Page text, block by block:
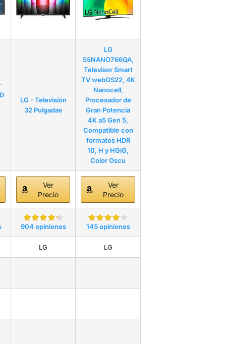
LG - Televisión
32 Pulgadas
LG
55NANO766QA,
Televisor Smart
TV webOS22, 4K
Nanocell,
Procesador de
Gran Potencia
4K a5 Gen 5,
Compatible con
formatos HDR
10, H y HGiG,
Color Oscu
Ver
Precio
Ver
Precio
904 opiniones 145 opiniones
LG LG